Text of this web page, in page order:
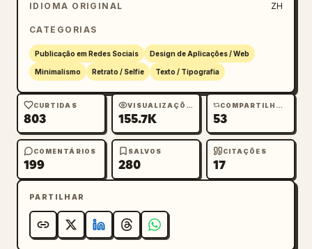
IDIOMA ORIGINAL ZH
CATEGORIAS
Publicação em Redes Sociais Design de Aplicações / Web
Minimalismo Retrato / Selfie Texto / Tipografia
CURTIDAS
803
VISUALIZAÇÕES
155.7K
COMPARTILHAMENTOS
53
COMENTÁRIOS
199
SALVOS
280
CITAÇÕES
17
PARTILHAR